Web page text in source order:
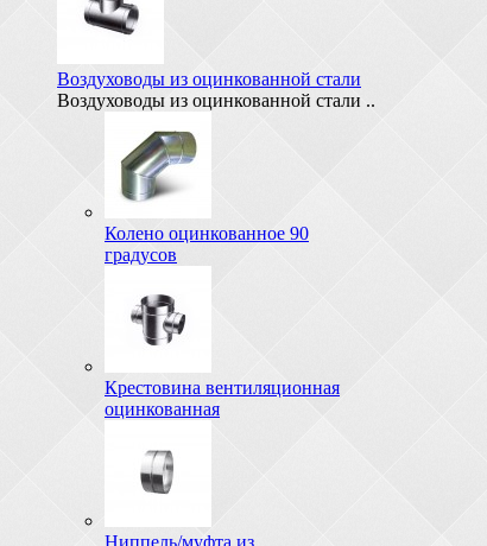
Воздуховоды из оцинкованной стали
Воздуховоды из оцинкованной стали ..
Колено оцинкованное 90
градусов
Крестовина вентиляционная
оцинкованная
Ниппель/муфта из